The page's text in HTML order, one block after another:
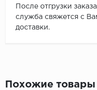
После отгрузки
служба свяжется с
доставки.
Похожие товары